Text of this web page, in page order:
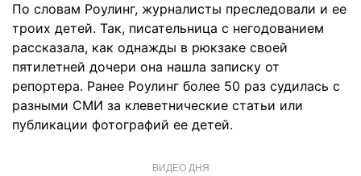
По словам Роулинг, журналисты преследовали и ее
троих детей. Так, писательница с негодованием
рассказала, как однажды в рюкзаке своей
пятилетней дочери она нашла записку от
репортера. Ранее Роулинг более 50 раз судилась с
разными СМИ за клеветнические статьи или
публикации фотографий ее детей.
ВИДЕО ДНЯ